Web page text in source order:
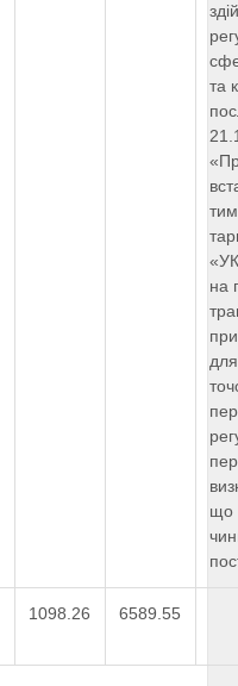
та
на
що
1098.26 6589.55